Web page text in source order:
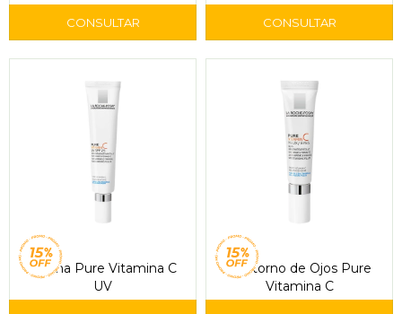
Rosaliac 195 ml - La
Roche-Posay
Crema Pure Vitamina C
UV
Contorno de Ojos Pure
Vitamina C